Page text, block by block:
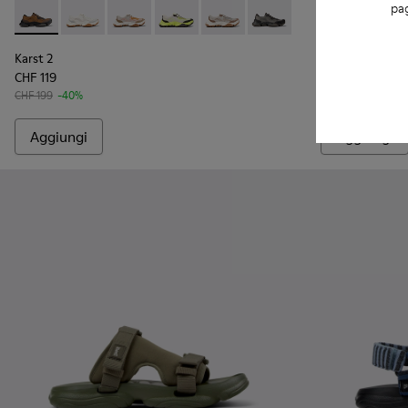
Karst 2 - K101069-010 - Sneakers marroni in materiali
Karst 2 - K101069-009 - Sneakers bianche in
Karst 2 - K101069-008 - Sneakers
Karst 2 - K101069-003 - Sneaker
Karst 2 - K101069-002
Karst 2 - K101069-001
Karst 2
CHF 119
CHF 199 -40%
Aggiungi
Karst 2 -